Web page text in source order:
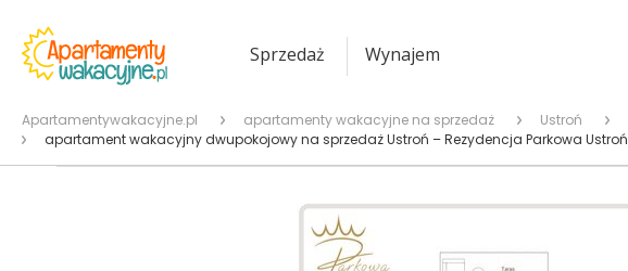
Sprzedaż Wynajem
Apartamentywakacyjne.pl apartamenty wakacyjne na sprzedaż Ustroń
apartament wakacyjny dwupokojowy na sprzedaż Ustroń – Rezydencja Parkowa Ustroń